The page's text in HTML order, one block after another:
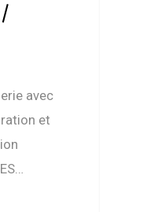
avec
et